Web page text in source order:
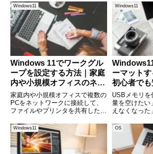
す。便利な反面、意図せずアプリ
が立ち上がったり、セキュリティ
上のリスクを心配したりする人も
少なくありません。特にWindo
続です。最近
デスクトッ
どがWi-Fiに
が、設定方法
Windows11
Windows 11でワークグル
ープを設定する方法｜家庭
内や小規模オフィスのネッ
トワーク共有に役立つ！
家庭内や小規模オフィスで複数の
PCをネットワークに接続して、
ファイルやプリンタを共有したい
「Workgroup（ワークグルー
プ）」です。特にWindows 11で
は、シンプルなネットワーク設定
で複数台のパソコンをグル
Windows11
ーマットす
初心者で
ド
USBメモリ
量を空けたい
えなくなった
ーマット」が
に
には、設定
ーの操作が以
Windows11 OS